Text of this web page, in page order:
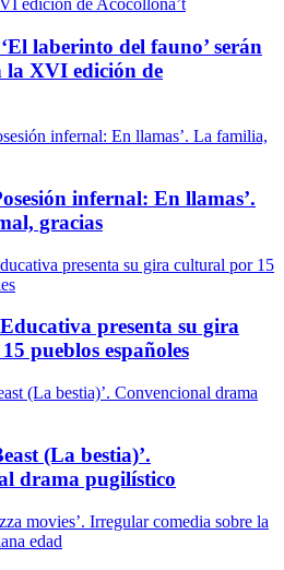
‘El laberinto del fauno’ serán
la XVI edición de
infernal: En llamas’.
gracias
presenta su gira
pueblos españoles
(La bestia)’.
drama pugilístico